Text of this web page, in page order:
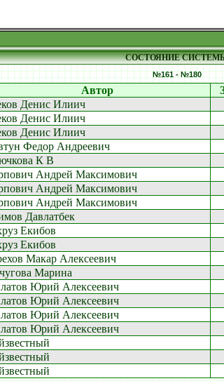
СОСТОЯНИЕ
№161 - №180
Автор
Денис Илиич
Денис Илиич
Денис Илиич
Федор Андреевич
К В
Андрей Максимович
Андрей Максимович
Андрей Максимович
Давлатбек
Екибов
Екибов
Макар Алексеевич
Марина
Юрий Алексеевич
Юрий Алексеевич
Юрий Алексеевич
Юрий Алексеевич